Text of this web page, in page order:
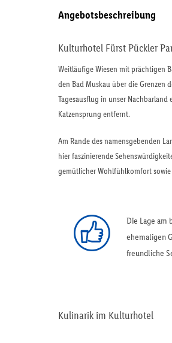
Angebotsbeschreibung
Kulturhotel Fürst Pückler
Weitläufige Wiesen mit prächtigen
den Bad Muskau über die Grenzen
Tagesausflug in unser
Katzensprung entfernt.
Am Rande des namensgebenden
hier faszinierende
gemütlicher Wohlfühlkomfort sowie
Die Lage am
ehemaligen
freundliche
Kulinarik im Kulturhotel